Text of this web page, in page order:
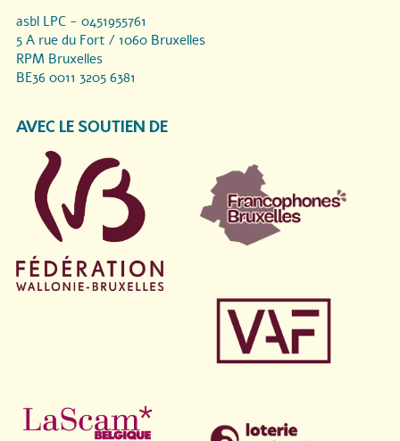
asbl LPC - 0451955761
5 A rue du Fort / 1060 Bruxelles
RPM Bruxelles
BE36 0011 3205 6381
AVEC LE SOUTIEN DE